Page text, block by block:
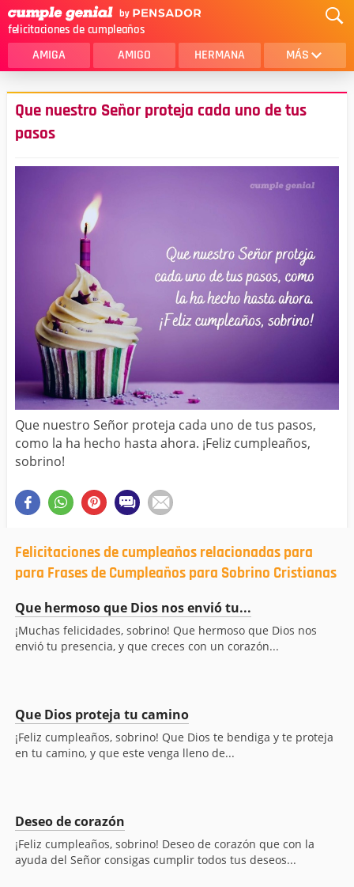
felicitaciones de cumpleaños
AMIGA AMIGO HERMANA MÁS
MAMA
AMOR
HERMANO
HIJO
NOVIA
PAPA
HOMBRE
TIA
CUÑADA
ALGUIEN ESPECIAL
PRIMO
TODAS LAS CATEGORÍAS
Que nuestro Señor proteja cada uno de tus
pasos
Que nuestro Señor proteja cada uno de tus pasos,
como la ha hecho hasta ahora. ¡Feliz cumpleaños,
sobrino!
Felicitaciones de cumpleaños relacionadas para
para Frases de Cumpleaños para Sobrino Cristianas
Que hermoso que Dios nos envió tu...
¡Muchas felicidades, sobrino! Que hermoso que Dios nos
envió tu presencia, y que creces con un corazón...
Que Dios proteja tu camino
¡Feliz cumpleaños, sobrino! Que Dios te bendiga y te proteja
en tu camino, y que este venga lleno de...
Deseo de corazón
¡Feliz cumpleaños, sobrino! Deseo de corazón que con la
ayuda del Señor consigas cumplir todos tus deseos...